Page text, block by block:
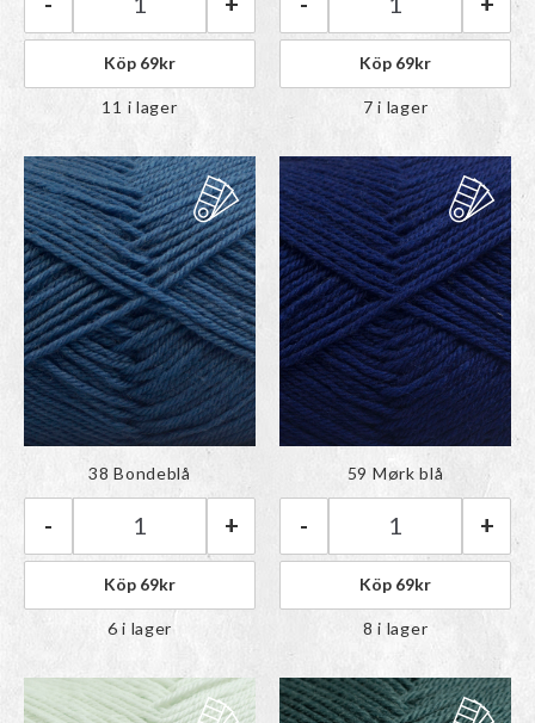
Rauma Babygarn | 109 Fiolblå mängd
Köp 69kr
11 i lager
Rauma
Köp 69kr
7 i lager
Färgen har lagts till i
paletten
Rauma Babygarn | 38 Bondeblå mängd
- +
38 Bondeblå
Köp 69kr
6 i lager
Färgen har lagts till i
paletten
Rauma
- +
59 Mørk blå
Köp 69kr
8 i lager